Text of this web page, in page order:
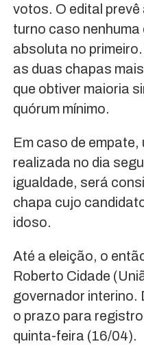
votos. O edital
turno caso
absoluta no
as duas chapas
que obtiver maioria
quórum mínimo.
Em caso de
realizada no dia
igualdade, será
chapa cujo
idoso.
Até a eleição, o
Roberto Cidade
governador interino.
o prazo para
quinta-feira (16/04).